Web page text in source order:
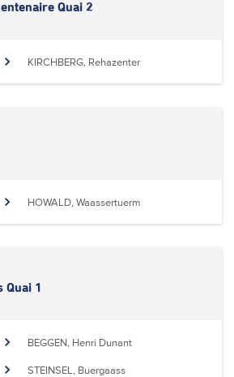
Quai 2
KIRCHBERG, Rehazenter
HOWALD, Waassertuerm
Quai 1
BEGGEN, Henri Dunant
STEINSEL, Buergaass